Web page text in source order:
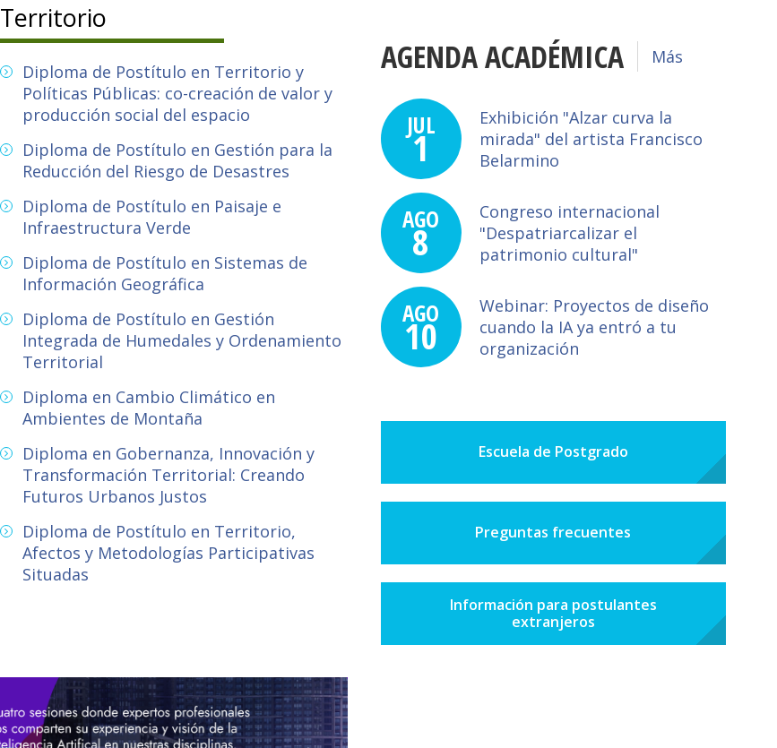
Territorio
Diploma de Postítulo en Territorio y
Políticas Públicas: co-creación de valor y
producción social del espacio
Diploma de Postítulo en Gestión para la
Reducción del Riesgo de Desastres
Diploma de Postítulo en Paisaje e
Infraestructura Verde
Diploma de Postítulo en Sistemas de
Información Geográfica
Diploma de Postítulo en Gestión
Integrada de Humedales y Ordenamiento
Territorial
Diploma en Cambio Climático en
Ambientes de Montaña
Diploma en Gobernanza, Innovación y
Transformación Territorial: Creando
Futuros Urbanos Justos
Diploma de Postítulo en Territorio,
Afectos y Metodologías Participativas
Situadas
AGENDA ACADÉMICA Más
JUL
1
Exhibición "Alzar curva la
mirada" del artista Francisco
Belarmino
AGO
8
Congreso internacional
"Despatriarcalizar el
patrimonio cultural"
AGO
10
Webinar: Proyectos de diseño
cuando la IA ya entró a tu
organización
Escuela de Postgrado
Preguntas frecuentes
Información para postulantes
extranjeros